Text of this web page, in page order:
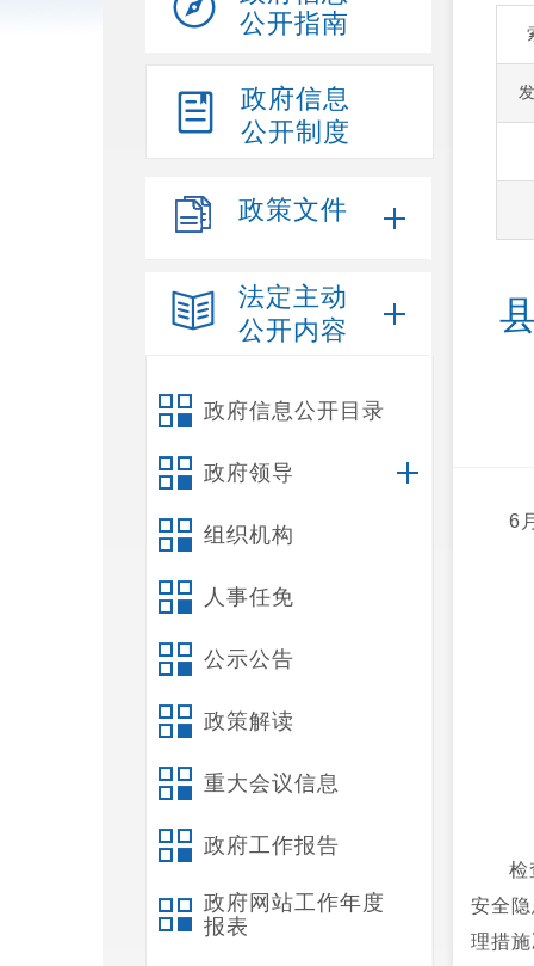
公开指南
政府信息
公开制度
政策文件
法定主动
公开内容
政府信息公开目录
政府领导
组织机构
人事任免
公示公告
政策解读
重大会议信息
政府工作报告
政府网站工作年度
报表
6
检
安全
理措